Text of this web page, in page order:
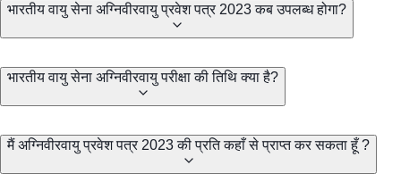
भारतीय वायु सेना अग्निवीरवायु प्रवेश पत्र 2023 कब उपलब्ध होगा?
भारतीय वायु सेना अग्निवीरवायु परीक्षा की तिथि क्या है?
मैं अग्निवीरवायु प्रवेश पत्र 2023 की प्रति कहाँ से प्राप्त कर सकता हूँ ?